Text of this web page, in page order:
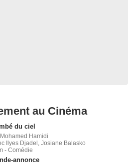
au Cinéma
du ciel
Hamidi
Ilyes Djadel, Josiane Balasko
- Comédie
annonce